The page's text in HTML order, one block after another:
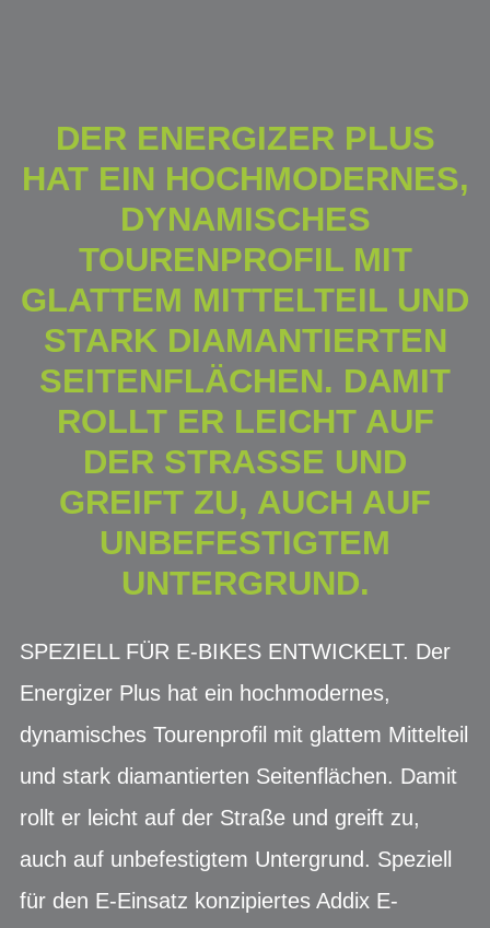
DER ENERGIZER PLUS
HAT EIN HOCHMODERNES,
DYNAMISCHES
TOURENPROFIL MIT
GLATTEM MITTELTEIL UND
STARK DIAMANTIERTEN
SEITENFLÄCHEN. DAMIT
ROLLT ER LEICHT AUF
DER STRASSE UND G
REIFT ZU, AUCH AUF U
NBEFESTIGTEM U
NTERGRUND.
SPEZIELL FÜR E-BIKES ENTWICKELT. Der
Energizer Plus hat ein hochmodernes,
dynamisches Tourenprofil mit glattem Mittelteil
und stark diamantierten Seitenflächen. Damit
rollt er leicht auf der Straße und greift zu,
auch auf unbefestigtem Untergrund. Speziell
für den E-Einsatz konzipiertes Addix E-